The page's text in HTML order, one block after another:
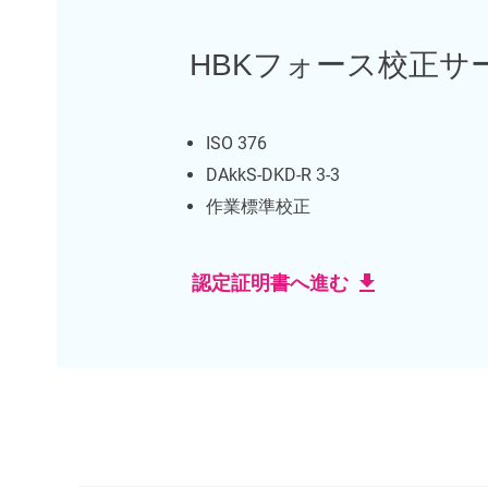
HBKフォース校正サ
ISO 376
DAkkS-DKD-R 3-3
作業標準校正
認定証明書へ進む download